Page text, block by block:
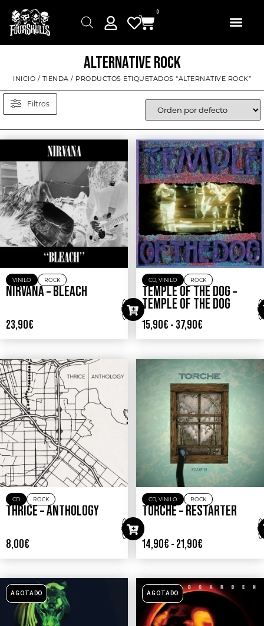
0
ALTERNATIVE ROCK
INICIO / TIENDA / PRODUCTOS ETIQUETADOS “ALTERNATIVE ROCK”
Filtros
VINILO ROCK
NIRVANA – BLEACH
23,90€
CD, VINILO ROCK
TEMPLE OF THE DOG –
TEMPLE OF THE DOG
15,90€ - 37,90€
CD ROCK
THRICE – ANTHOLOGY
8,00€
CD, VINILO ROCK
TORCHE – RESTARTER
14,90€ - 21,90€
AGOTADO AGOTADO